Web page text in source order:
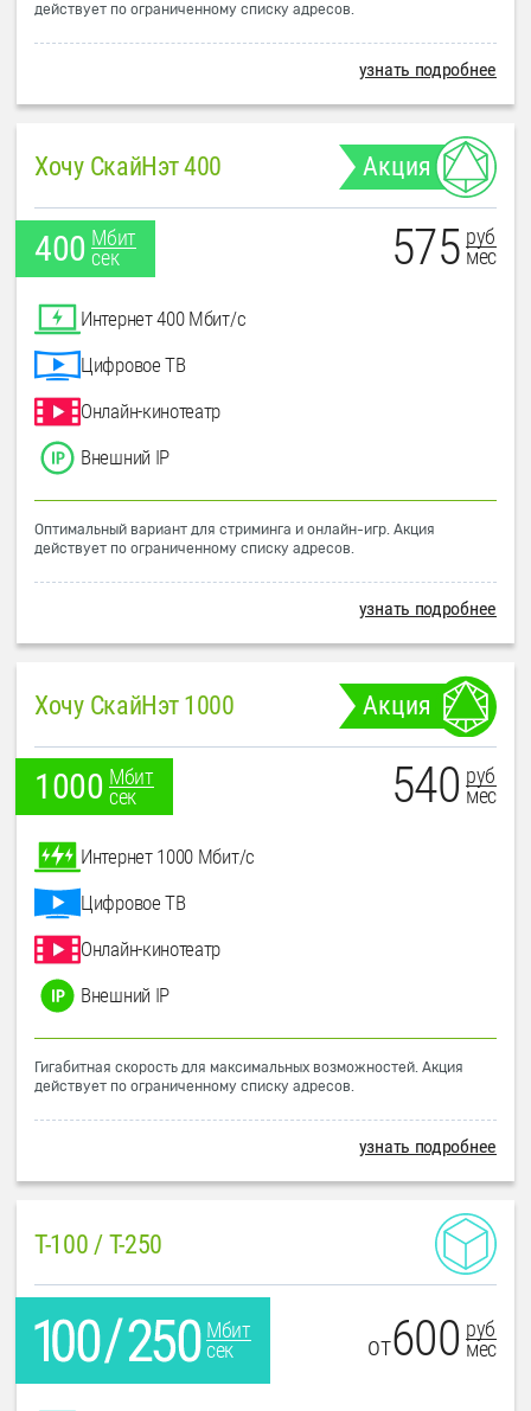
действует по ограниченному списку адресов.
узнать подробнее
Хочу СкайНэт 400 Акция
400 Мбит
сек
575 руб
мес
Интернет 400 Мбит/с
Цифровое ТВ
Онлайн-кинотеатр
Внешний IP
Оптимальный вариант для стриминга и онлайн-игр. Акция
действует по ограниченному списку адресов.
узнать подробнее
Хочу СкайНэт 1000 Акция
1000 Мбит
сек
540 руб
мес
Интернет 1000 Мбит/с
Цифровое ТВ
Онлайн-кинотеатр
Внешний IP
Гигабитная скорость для максимальных возможностей. Акция
действует по ограниченному списку адресов.
узнать подробнее
T-100 / T-250
Мбит
сек
от600 руб
мес